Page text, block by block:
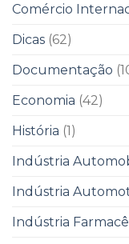
Comércio
Dicas (62)
Documentação
Economia (42)
História (1)
Indústria
Indústria
Indústria